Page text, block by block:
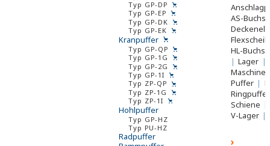
Typ GP-DP
Typ GP-EP
Typ GP-DK
Typ GP-EK
Kranpuffer
Typ GP-QP
Typ GP-1G
Typ GP-2G
Typ GP-1I
Typ ZP-QP
Typ ZP-1G
Typ ZP-1I
Hohlpuffer
Typ GP-HZ
Typ PU-HZ
Radpuffer
AS-
HL-
| Lager |
Puffer |
Schiene
V-Lager |